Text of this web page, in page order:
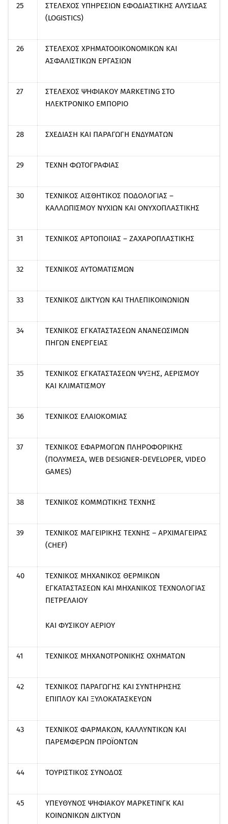
25
ΣΤΕΛΕΧΟΣ ΥΠΗΡΕΣΙΩΝ ΕΦΟΔΙΑΣΤΙΚΗΣ ΑΛΥΣΙΔΑΣ
(LOGISTICS)
26
ΣΤΕΛΕΧΟΣ ΧΡΗΜΑΤΟΟΙΚΟΝΟΜΙΚΩΝ ΚΑΙ
ΑΣΦΑΛΙΣΤΙΚΩΝ ΕΡΓΑΣΙΩΝ
27
ΣΤΕΛΕΧΟΣ ΨΗΦΙΑΚΟΥ MARKETING ΣΤΟ
ΗΛΕΚΤΡΟΝΙΚΟ ΕΜΠΟΡΙΟ
28 ΣΧΕΔΙΑΣΗ ΚΑΙ ΠΑΡΑΓΩΓΗ ΕΝΔΥΜΑΤΩΝ
29 ΤΕΧΝΗ ΦΩΤΟΓΡΑΦΙΑΣ
30
ΤΕΧΝΙΚΟΣ ΑΙΣΘΗΤΙΚΟΣ ΠΟΔΟΛΟΓΙΑΣ –
ΚΑΛΛΩΠΙΣΜΟΥ ΝΥΧΙΩΝ ΚΑΙ ΟΝΥΧΟΠΛΑΣΤΙΚΗΣ
31 ΤΕΧΝΙΚΟΣ ΑΡΤΟΠΟΙΙΑΣ – ΖΑΧΑΡΟΠΛΑΣΤΙΚΗΣ
32 ΤΕΧΝΙΚΟΣ ΑΥΤΟΜΑΤΙΣΜΩΝ
33 ΤΕΧΝΙΚΟΣ ΔΙΚΤΥΩΝ ΚΑΙ ΤΗΛΕΠΙΚΟΙΝΩΝΙΩΝ
34
ΤΕΧΝΙΚΟΣ ΕΓΚΑΤΑΣΤΑΣΕΩΝ ΑΝΑΝΕΩΣΙΜΩΝ
ΠΗΓΩΝ ΕΝΕΡΓΕΙΑΣ
35
ΤΕΧΝΙΚΟΣ ΕΓΚΑΤΑΣΤΑΣΕΩΝ ΨΥΞΗΣ, ΑΕΡΙΣΜΟΥ
ΚΑΙ ΚΛΙΜΑΤΙΣΜΟΥ
36 ΤΕΧΝΙΚΟΣ ΕΛΑΙΟΚΟΜΙΑΣ
37
ΤΕΧΝΙΚΟΣ ΕΦΑΡΜΟΓΩΝ ΠΛΗΡΟΦΟΡΙΚΗΣ
(ΠΟΛΥΜΕΣΑ, WEB DESIGNER-DEVELOPER, VIDEO
GAMES)
38 ΤΕΧΝΙΚΟΣ ΚΟΜΜΩΤΙΚΗΣ ΤΕΧΝΗΣ
39
ΤΕΧΝΙΚΟΣ ΜΑΓΕΙΡΙΚΗΣ ΤΕΧΝΗΣ – ΑΡΧΙΜΑΓΕΙΡΑΣ
(CHEF)
40
ΤΕΧΝΙΚΟΣ ΜΗΧΑΝΙΚΟΣ ΘΕΡΜΙΚΩΝ
ΕΓΚΑΤΑΣΤΑΣΕΩΝ ΚΑΙ ΜΗΧΑΝΙΚΟΣ ΤΕΧΝΟΛΟΓΙΑΣ
ΠΕΤΡΕΛΑΙΟΥ
ΚΑΙ ΦΥΣΙΚΟΥ ΑΕΡΙΟΥ
41 ΤΕΧΝΙΚΟΣ ΜΗΧΑΝΟΤΡΟΝΙΚΗΣ ΟΧΗΜΑΤΩΝ
42
ΤΕΧΝΙΚΟΣ ΠΑΡΑΓΩΓΗΣ ΚΑΙ ΣΥΝΤΗΡΗΣΗΣ
ΕΠΙΠΛΟΥ ΚΑΙ ΞΥΛΟΚΑΤΑΣΚΕΥΩΝ
43
ΤΕΧΝΙΚΟΣ ΦΑΡΜΑΚΩΝ, ΚΑΛΛΥΝΤΙΚΩΝ ΚΑΙ
ΠΑΡΕΜΦΕΡΩΝ ΠΡΟΪΟΝΤΩΝ
44 ΤΟΥΡΙΣΤΙΚΟΣ ΣΥΝΟΔΟΣ
45
ΥΠΕΥΘΥΝΟΣ ΨΗΦΙΑΚΟΥ ΜΑΡΚΕΤΙΝΓΚ ΚΑΙ
ΚΟΙΝΩΝΙΚΩΝ ΔΙΚΤΥΩΝ